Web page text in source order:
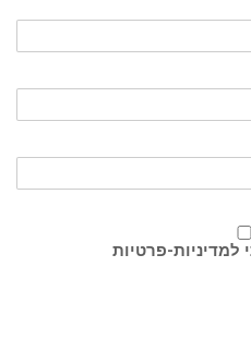
למדיניות-פרטיות